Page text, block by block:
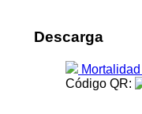
Descarga
Código QR: